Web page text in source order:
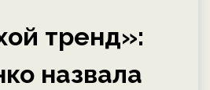
тренд»:
назвала